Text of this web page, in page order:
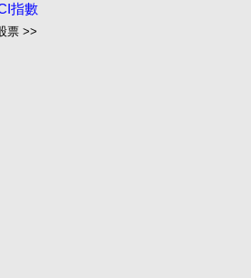
指數
票 >>